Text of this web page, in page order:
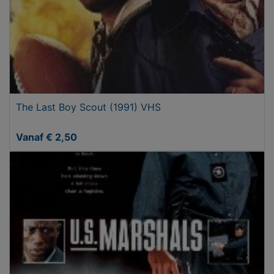
The Last Boy Scout (1991) VHS
Vanaf € 2,50